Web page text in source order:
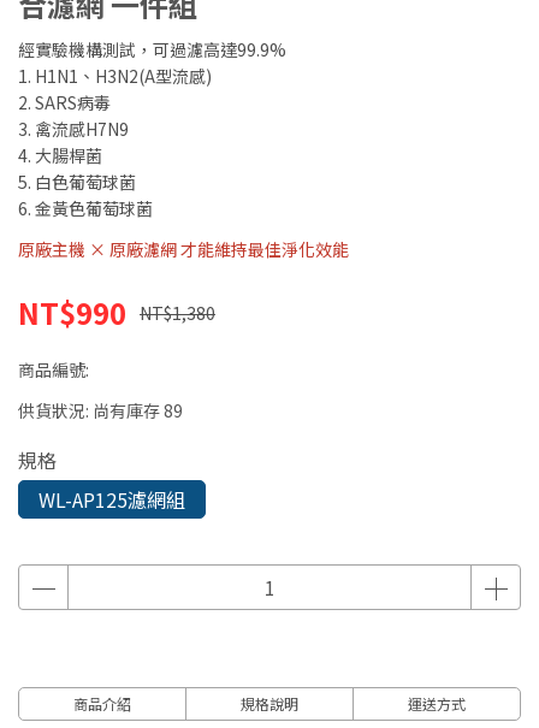
經實驗機構測試，可過濾高達99.9%
1. H1N1、H3N2(A型流感)
2. SARS病毒
3. 禽流感H7N9
4. 大腸桿菌
5. 白色葡萄球菌
6. 金黃色葡萄球菌
原廠主機 × 原廠濾網 才能維持最佳淨化效能
NT$990 NT$1,380
商品編號:
供貨狀況: 尚有庫存 89
規格
WL-AP125濾網組
商品介紹 規格說明 運送方式